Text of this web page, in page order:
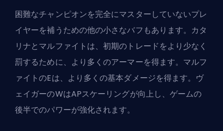
困難なチャンピオンを完全にマスターしていないプレ
イヤーを補うための他の小さなバフもあります。カタ
リナとマルファイトは、初期のトレードをより少なく
罰するために、より多くのアーマーを得ます。マルフ
ァイトのEは、より多くの基本ダメージを得ます。ヴ
ェイガーのWはAPスケーリングが向上し、ゲームの
後半でのパワーが強化されます。